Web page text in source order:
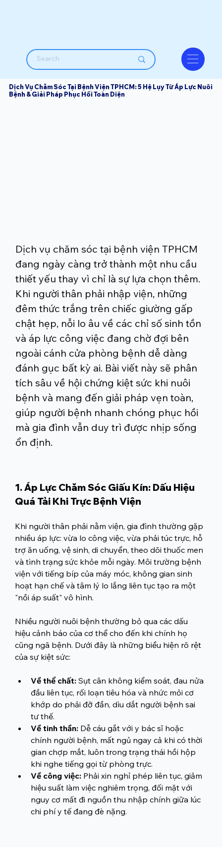
Dịch Vụ Chăm Sóc Tại Bệnh Viện TPHCM: 5 Hệ Lụy Từ Áp Lực Nuôi
Bệnh & Giải Pháp Phục Hồi Toàn Diện
Dịch vụ chăm sóc tại bệnh viện TPHCM
đang ngày càng trở thành một nhu cầu
thiết yếu thay vì chỉ là sự lựa chọn thêm.
Khi người thân phải nhập viện, những
đêm thức trắng trên chiếc giường gấp
chật hẹp, nỗi lo âu về các chỉ số sinh tồn
và áp lực công việc đang chờ đợi bên
ngoài cánh cửa phòng bệnh dễ dàng
đánh gục bất kỳ ai. Bài viết này sẽ phân
tích sâu về hội chứng kiệt sức khi nuôi
bệnh và mang đến giải pháp vẹn toàn,
giúp người bệnh nhanh chóng phục hồi
mà gia đình vẫn duy trì được nhịp sống
ổn định.
1. Áp Lực Chăm Sóc Giấu Kín: Dấu Hiệu
Quá Tải Khi Trực Bệnh Viện
Khi người thân phải nằm viện, gia đình thường gặp
nhiều áp lực: vừa lo công việc, vừa phải túc trực, hỗ
trợ ăn uống, vệ sinh, di chuyển, theo dõi thuốc men
và tình trạng sức khỏe mỗi ngày. Môi trường bệnh
viện với tiếng bíp của máy móc, không gian sinh
hoạt hạn chế và tâm lý lo lắng liên tục tạo ra một
"nồi áp suất" vô hình.
Nhiều người nuôi bệnh thường bỏ qua các dấu
hiệu cảnh báo của cơ thể cho đến khi chính họ
cũng ngã bệnh. Dưới đây là những biểu hiện rõ rệt
của sự kiệt sức:
Về thể chất: Sụt cân không kiểm soát, đau nửa
đầu liên tục, rối loạn tiêu hóa và nhức mỏi cơ
khớp do phải đỡ đần, dìu dắt người bệnh sai
tư thế.
Về tinh thần: Dễ cáu gắt với y bác sĩ hoặc
chính người bệnh, mất ngủ ngay cả khi có thời
gian chợp mắt, luôn trong trạng thái hồi hộp
khi nghe tiếng gọi từ phòng trực.
Về công việc: Phải xin nghỉ phép liên tục, giảm
hiệu suất làm việc nghiêm trọng, đối mặt với
nguy cơ mất đi nguồn thu nhập chính giữa lúc
chi phí y tế đang đè nặng.